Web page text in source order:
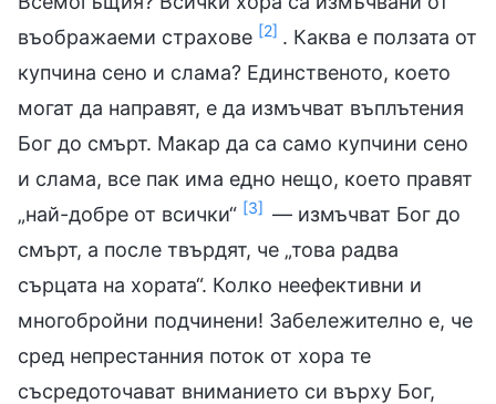
въображаеми страхове [2] . Каква е ползата от
купчина сено и слама? Единственото, което
могат да направят, е да измъчват въплътения
Бог до смърт. Макар да са само купчини сено
и слама, все пак има едно нещо, което правят
„най-добре от всички“ [3] — измъчват Бог до
смърт, а после твърдят, че „това радва
сърцата на хората“. Колко неефективни и
многобройни подчинени! Забележително е, че
сред непрестанния поток от хора те
съсредоточават вниманието си върху Бог,